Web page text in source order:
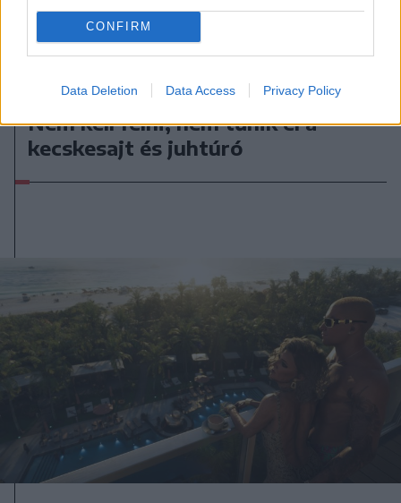
CONFIRM
Data Deletion Data Access Privacy Policy
2026. augusztus 07., péntek
Nem kell félni, nem tűnik el a
kecskesajt és juhtúró